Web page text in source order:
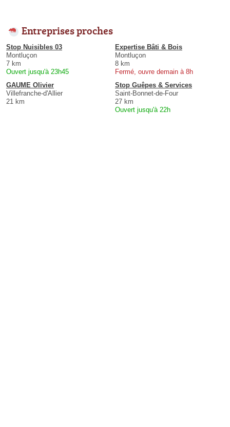
Entreprises proches
Stop Nuisibles 03
Montluçon
7 km
Ouvert jusqu'à 23h45
Expertise Bâti & Bois
Montluçon
8 km
Fermé, ouvre demain à 8h
GAUME Olivier
Villefranche-d'Allier
21 km
Stop Guêpes & Services
Saint-Bonnet-de-Four
27 km
Ouvert jusqu'à 22h